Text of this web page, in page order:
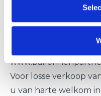
groene helium
gesponsord door de
ballonnendecoraties
Voor losse verkoop
u van harte welkom